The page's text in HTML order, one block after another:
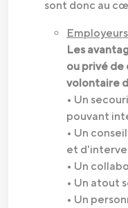
sont donc au
Employeurs
Les
ou privé de
volontaire
• Un
pouvant
• Un
et
• Un
• Un atout
• Un